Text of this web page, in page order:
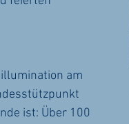
am
ist: Über 100